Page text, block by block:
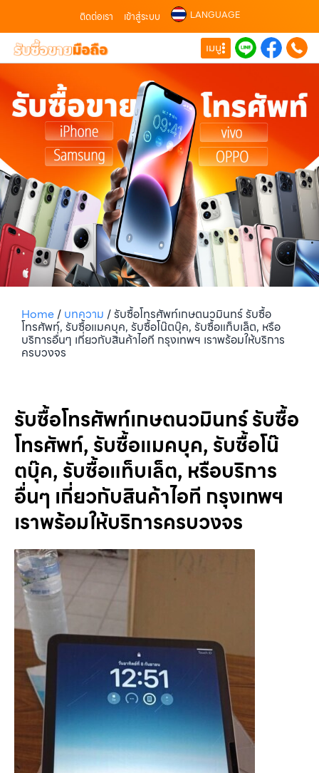
ติดต่อเรา เข้าสู่ระบบ LANGUAGE
เมนู
Home/ บทความ /รับซื้อโทรศัพท์เกษตนวมินทร์ รับซื้อ
โทรศัพท์, รับซื้อแมคบุค, รับซื้อโน๊ตบุ๊ค, รับซื้อแท็บเล็ต, หรือ
บริการอื่นๆ เกี่ยวกับสินค้าไอที กรุงเทพฯ เราพร้อมให้บริการ
ครบวงจร
รับซื้อโทรศัพท์เกษตนวมินทร์ รับซื้อ
โทรศัพท์, รับซื้อแมคบุค, รับซื้อโน๊
ตบุ๊ค, รับซื้อแท็บเล็ต, หรือบริการ
อื่นๆ เกี่ยวกับสินค้าไอที กรุงเทพฯ
เราพร้อมให้บริการครบวงจร